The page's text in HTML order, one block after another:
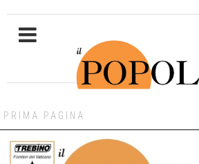
PRIMA PAGINA